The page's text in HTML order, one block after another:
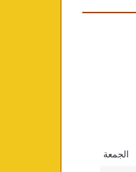
الجمعة